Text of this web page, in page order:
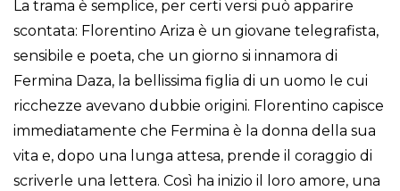
La trama è semplice, per certi versi può apparire
scontata: Florentino Ariza è un giovane telegrafista,
sensibile e poeta, che un giorno si innamora di
Fermina Daza, la bellissima figlia di un uomo le cui
ricchezze avevano dubbie origini. Florentino capisce
immediatamente che Fermina è la donna della sua
vita e, dopo una lunga attesa, prende il coraggio di
scriverle una lettera. Così ha inizio il loro amore, una